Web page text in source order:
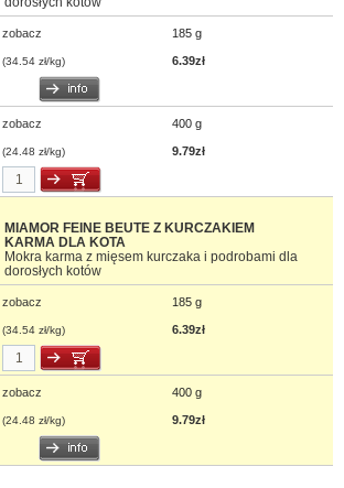
zobacz 185 g
(34.54 zł/kg) 6.39zł
zobacz 400 g
(24.48 zł/kg) 9.79zł
MIAMOR FEINE BEUTE Z KURCZAKIEM
KARMA DLA KOTA
Mokra karma z mięsem kurczaka i podrobami dla
dorosłych kotów
zobacz 185 g
(34.54 zł/kg) 6.39zł
zobacz 400 g
(24.48 zł/kg) 9.79zł